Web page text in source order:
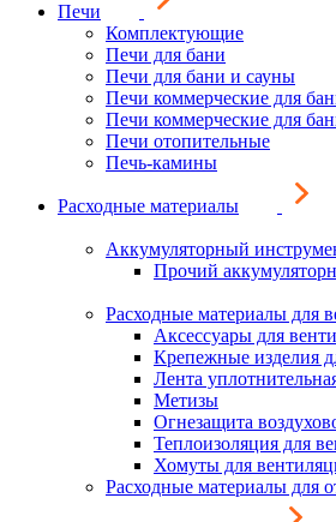
Печи
Комплектующие
Печи для бани
Печи для бани и сауны
Печи коммерческие для
Печи коммерческие для
Печи отопительные
Печь-камины
Расходные материалы
Аккумуляторный
Прочий
Расходные материалы для
Аксессуары для
Крепежные изделия
Лента
Метизы
Огнезащита
Теплоизоляция для
Хомуты для
Расходные материалы для